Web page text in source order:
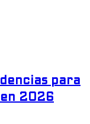
para
2026